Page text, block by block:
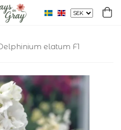
elatum F1